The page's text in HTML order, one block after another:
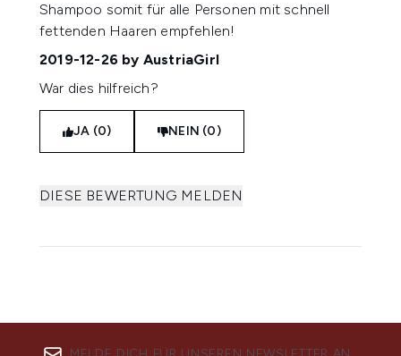
Shampoo somit für alle Personen mit schnell
fettenden Haaren empfehlen!
2019-12-26 by AustriaGirl
War dies hilfreich?
JA (0) NEIN (0)
DIESE BEWERTUNG MELDEN